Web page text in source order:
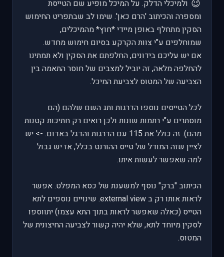
😉 ולמיכלי הדלק. על המיכל מופיע שם הטייסת
ומספרה והכיתוב 'הרם כאן'. שימו לב שבתפריט החימוש
הסקין מתחלף באופן מיידי *חוץ* מהמיכלים,
שמוחלפים ע"י צוות הקרקע בסיום חימוש מחדש.
אם יש עליכם בידונים, החלפתם את הסקין ולא תמתינו
להחלפה מלאה, זה יוביל למצבים של חוסר התאמה בין
הצביעה של המטוס לצביעת המיכל.
לכל הטייסים נוספו הדרגות ותג השם שלהם (הם
מוסתרים ע"י רתמות שונות ולכן רואים רק חתיכות קטנות
מהם). זה כולל את 115 עם הדרגות והדגל באדום. -> יש
לציין שזה המודל של טייס ההורנט בכלל, אז יש גבול
למה שאפשר לעשות איתו.
הכיתוב "ברק" נוסף למשענת של כסא המפלט. אפשר
לראות אותו רק ב external view. שינויים נוספים לתא
הטייס (כאלה שאפשר לראות בתוך התא עצמו) יתווספו
לסקין מיוחד לתא, שלא יהיה קשור לצביעה החיצונית של
המטוס.